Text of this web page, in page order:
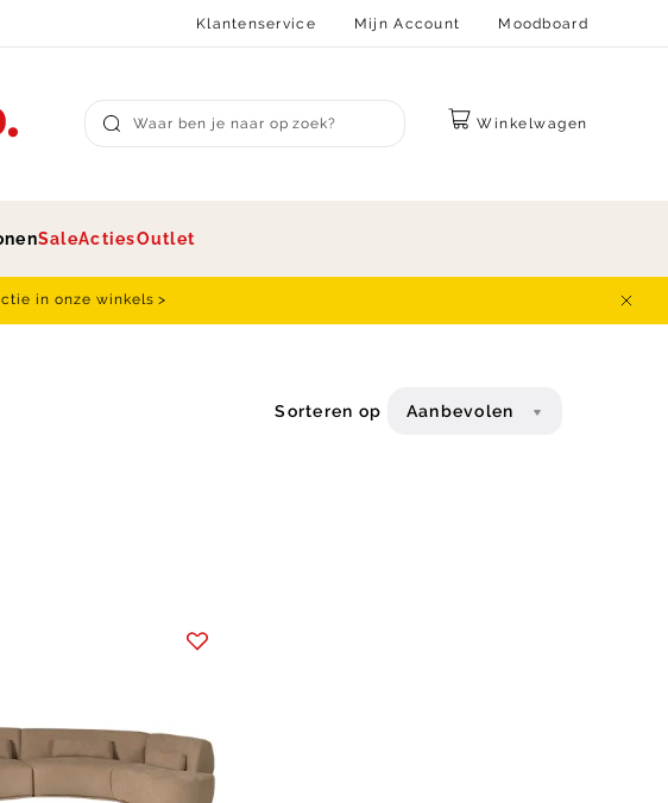
Klantenservice Mijn Account Moodboard
Submit search
Winkelwagen
SaleActiesOutlet
in onze winkels >
Sorteren op Aanbevolen